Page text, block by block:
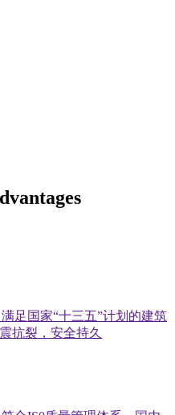
足国家“十三五”计划的建筑
抗裂，安全持久